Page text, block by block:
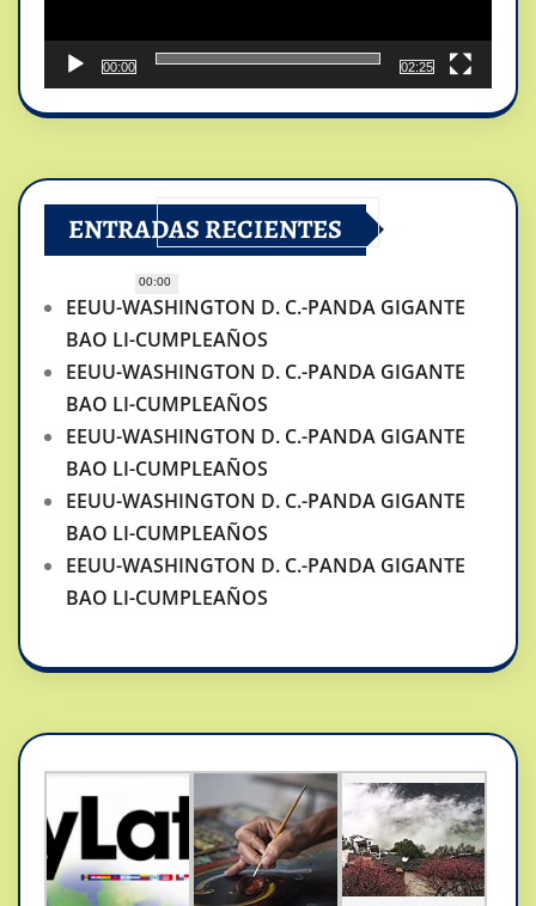
00:00
00:00
02:25
ENTRADAS RECIENTES
EEUU-WASHINGTON D. C.-PANDA GIGANTE
BAO LI-CUMPLEAÑOS
EEUU-WASHINGTON D. C.-PANDA GIGANTE
BAO LI-CUMPLEAÑOS
EEUU-WASHINGTON D. C.-PANDA GIGANTE
BAO LI-CUMPLEAÑOS
EEUU-WASHINGTON D. C.-PANDA GIGANTE
BAO LI-CUMPLEAÑOS
EEUU-WASHINGTON D. C.-PANDA GIGANTE
BAO LI-CUMPLEAÑOS